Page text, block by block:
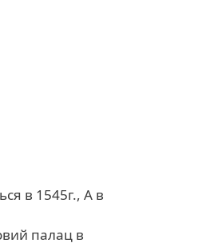
в 1545г., А в
палац в